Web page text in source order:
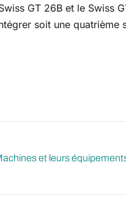
GT 26B et le Swiss
soit une
et leurs